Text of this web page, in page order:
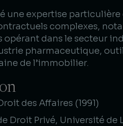
une expertise
complexes,
opérant dans le secteur
pharmaceutique,
de l’immobilier.
des Affaires (1991)
Droit Privé, Université de